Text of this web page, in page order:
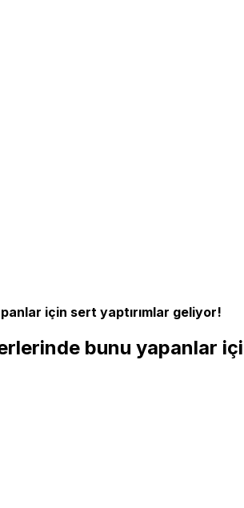
için sert yaptırımlar geliyor!
bunu yapanlar